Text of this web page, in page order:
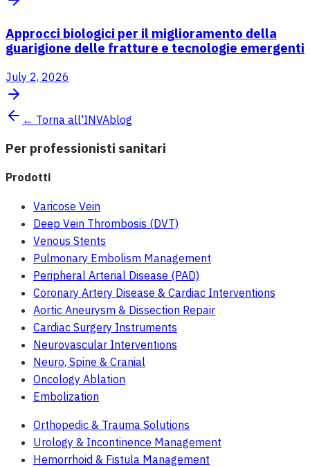
Approcci biologici per il miglioramento della
guarigione delle fratture e tecnologie emergenti
July 2, 2026
← Torna all'INVAblog
Per professionisti sanitari
Prodotti
Varicose Vein
Deep Vein Thrombosis (DVT)
Venous Stents
Pulmonary Embolism Management
Peripheral Arterial Disease (PAD)
Coronary Artery Disease & Cardiac Interventions
Aortic Aneurysm & Dissection Repair
Cardiac Surgery Instruments
Neurovascular Interventions
Neuro, Spine & Cranial
Oncology Ablation
Embolization
Orthopedic & Trauma Solutions
Urology & Incontinence Management
Hemorrhoid & Fistula Management